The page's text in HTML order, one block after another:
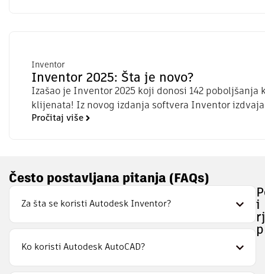
Inventor
Inventor 2025: Šta je novo?
Izašao je Inventor 2025 koji donosi 142 poboljšanja
klijenata! Iz novog izdanja softvera Inventor
Pročitaj više
Često postavljana pitanja (FAQs)
Za šta se koristi Autodesk Inventor?
Ko koristi Autodesk AutoCAD?
i